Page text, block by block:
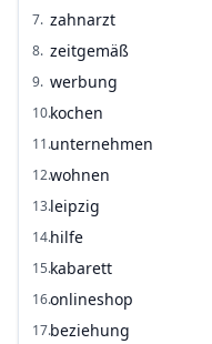
7. zahnarzt
8. zeitgemäß
9. werbung
10.kochen
11.unternehmen
12.wohnen
13.leipzig
14.hilfe
15.kabarett
16.onlineshop
17.beziehung